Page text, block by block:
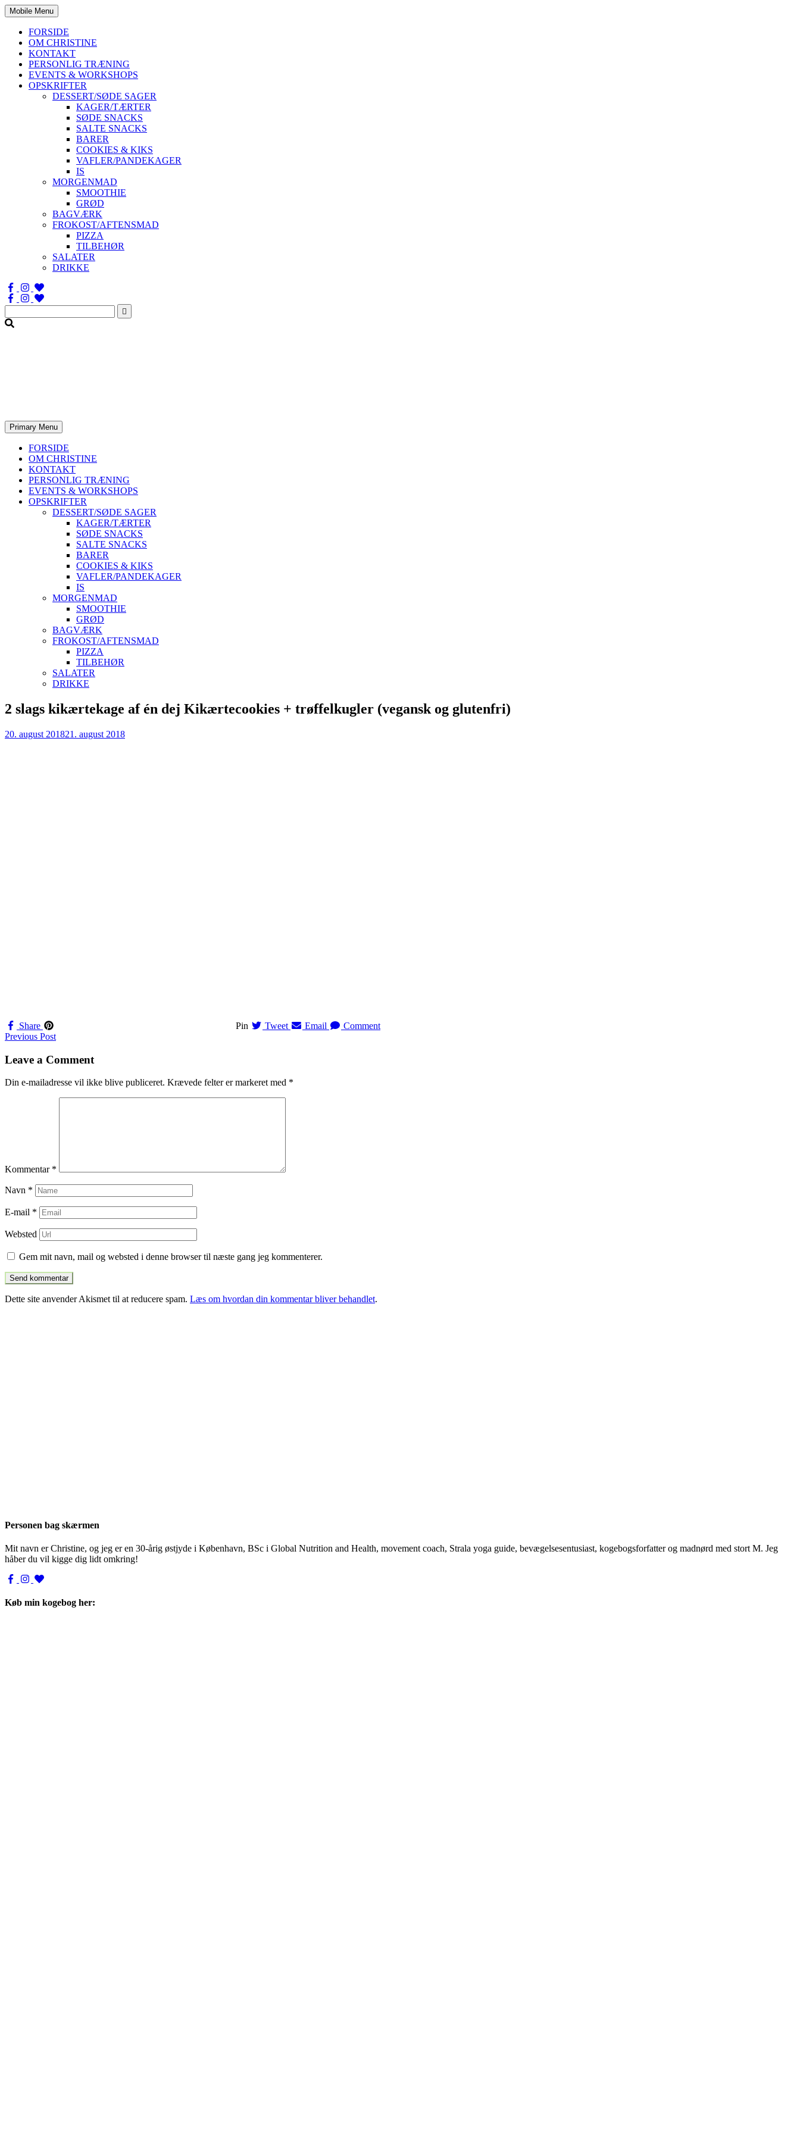
Mobile Menu
FORSIDE
OM CHRISTINE
KONTAKT
PERSONLIG TRÆNING
EVENTS & WORKSHOPS
OPSKRIFTER
DESSERT/SØDE SAGER
KAGER/TÆRTER
SØDE SNACKS
SALTE SNACKS
BARER
COOKIES & KIKS
VAFLER/PANDEKAGER
IS
MORGENMAD
SMOOTHIE
GRØD
BAGVÆRK
FROKOST/AFTENSMAD
PIZZA
TILBEHØR
SALATER
DRIKKE
Søg
efter:
Primary Menu
FORSIDE
OM CHRISTINE
KONTAKT
PERSONLIG TRÆNING
EVENTS & WORKSHOPS
OPSKRIFTER
DESSERT/SØDE SAGER
KAGER/TÆRTER
SØDE SNACKS
SALTE SNACKS
BARER
COOKIES & KIKS
VAFLER/PANDEKAGER
IS
MORGENMAD
SMOOTHIE
GRØD
BAGVÆRK
FROKOST/AFTENSMAD
PIZZA
TILBEHØR
SALATER
DRIKKE
Skip
to
2 slags kikærtekage af én dej Kikærtecookies + trøffelkugler (vegansk og glutenfri)
20. august 201821. august 2018
Share Pin Tweet Email Comment
Navigation
til
Previous Post
Leave a Comment
Din e-mailadresse vil ikke blive publiceret. Krævede felter er markeret med *
Kommentar *
Navn *
E-mail *
Websted
Gem mit navn, mail og websted i denne browser til næste gang jeg kommenterer.
Dette site anvender Akismet til at reducere spam. Læs om hvordan din kommentar bliver behandlet.
Personen bag skærmen
Mit navn er Christine, og jeg er en 30-årig østjyde i København, BSc i Global Nutrition and Health, movement coach, Strala yoga guide, bevægelsesentusiast, kogebogsforfatter og madnørd med stort M. Jeg
håber du vil kigge dig lidt omkring!
Køb min kogebog her: